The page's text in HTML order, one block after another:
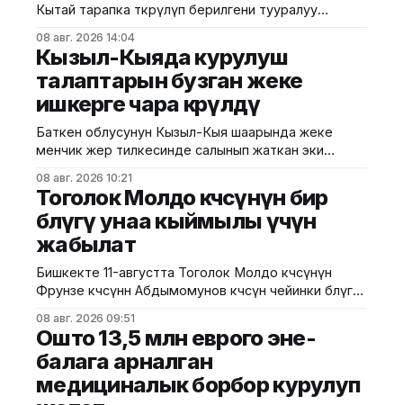
Кытай тарапка өткөрүлүп берилгени тууралуу
Маданият, маалымат жана жаштар саясаты
министрлиги билдирди. Министрликтин
маалыматына караганда, музейдин эч бир бөлүгү
чет өлкөлүк мекемелерге менчикке, ижарага же
туруктуу пайдаланууга берилген эмес.
Белгилегендей, “Гармония сулуулукту жаратат:
Байыркы Кытай цивилизациясынын көркөм өнөр
08 авг. 2026 14:04
Кызыл-Кыяда курулуш
талаптарын бузган жеке
ишкерге чара көрүлдү
Баткен облусунун Кызыл-Кыя шаарында жеке
менчик жер тилкесинде салынып жаткан эки
бузуулар аныкталды. Бул тууралуу Курулуш,
архитектура жана турак жай-коммуналдык чарба
министрлигинин басма сөз кызматы билдирди.
Маалыматка ылайык, Кулатов көчөсүндө жайгашкан
жана долбоордук документтер таризделбестен
жүргүзүлгөн. Жер казууда
08 авг. 2026 10:21
Тоголок Молдо көчөсүнүн бир
бөлүгү унаа кыймылы үчүн
жабылат
Бишкекте 11-августта Тоголок Молдо көчөсүнүн
Фрунзе көчөсүнөн Абдымомунов көчөсүнө чейинки бөлүгү
мэриясынын билдиришкендей, аталган тилкеде
бул убакта курулуш иштери жүргүзүлөт. Ал эми
Фрунзе жана Панфилов көчөлөрүнүн кесилиши
кайрадан унаалар үчүн ачылат. Мэрия
айдоочуларды жол кыймылындагы убактылуу
08 авг. 2026 09:51
Ошто 13,5 млн еврого эне-
балага арналган
медициналык борбор курулуп